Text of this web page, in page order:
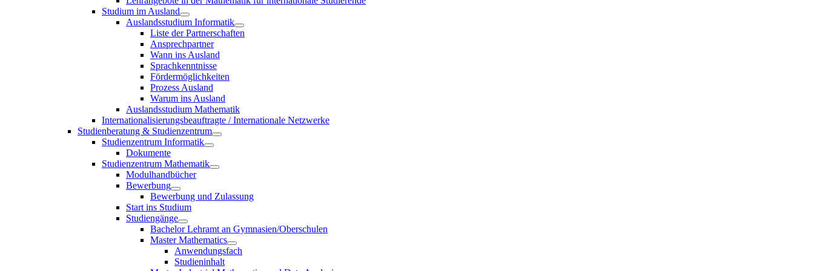
Studium im Ausland
Auslandsstudium Informatik
Liste der Partnerschaften
Ansprechpartner
Wann ins Ausland
Sprachkenntnisse
Fördermöglichkeiten
Prozess Ausland
Warum ins Ausland
Auslandsstudium Mathematik
Internationalisierungsbeauftragte / Internationale Netzwerke
Studienberatung & Studienzentrum
Studienzentrum Informatik
Dokumente
Studienzentrum Mathematik
Modulhandbücher
Bewerbung
Bewerbung und Zulassung
Start ins Studium
Studiengänge
Bachelor Lehramt an Gymnasien/Oberschulen
Master Mathematics
Anwendungsfach
Studieninhalt